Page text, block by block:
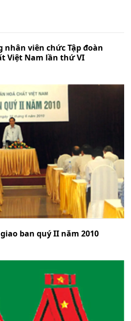
nhân viên chức Tập đoàn
Việt Nam lần thứ VI
ban quý II năm 2010